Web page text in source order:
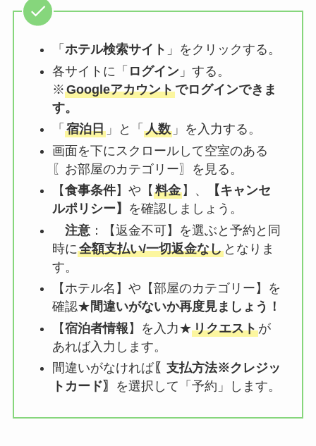
「 ホテル検索サイト 」をクリックする。
各サイトに「 ログイン」する。
※Googleアカウントでログインできま
す。
「 宿泊日」と「 人数」を入力する。
画面を下にスクロールして空室のある
〖お部屋のカテゴリー〗を見る。
【食事条件】や【 料金】、 【キャンセ
ルポリシー 】
を確認しましょう。
注意：【返金不可】を選ぶと予約と同
時に全額支払い/一切返金なしとなりま
す。
【ホテル名】や【部屋のカテゴリー】を
確認★ 間違いがないか再度見ましょう！
【宿泊者情報 】を入力★リクエストが
あれば入力します。
間違いがなければ〖支払方法※クレジッ
トカード〗
を選択して「予約」します。